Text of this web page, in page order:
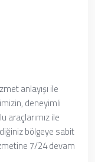
anlayışı ile
deneyimli
araçlarımız ile
bölgeye sabit
7/24 devam